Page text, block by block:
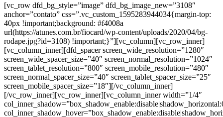
[vc_row dfd_bg_style=”image” dfd_bg_image_new=”3108″
anchor=”contato” css=”.vc_custom_1595283944034{margin-top:
40px !important;background: #f4008a
url(https://atunes.com.br/fiocard/wp-content/uploads/2020/04/bg-
rodape.jpg?id=3108) !important;}”][vc_column][vc_row_inner]
[vc_column_inner][dfd_spacer screen_wide_resolution=”1280″
screen_wide_spacer_size=”40″ screen_normal_resolution=”1024″
screen_tablet_resolution=”800″ screen_mobile_resolution=”480″
screen_normal_spacer_size=”40″ screen_tablet_spacer_size=”25″
screen_mobile_spacer_size=”18″][/vc_column_inner]
[/vc_row_inner][vc_row_inner][vc_column_inner width=”1/4″